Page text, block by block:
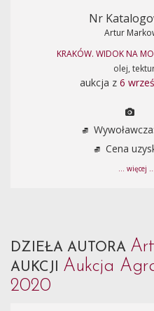
Nr
Artur
KRAKÓW. WIDOK NA
olej,
aukcja z 6
Cena
... więcej ...
DZIEŁA AUTORA
AUKCJI Aukcja
2020